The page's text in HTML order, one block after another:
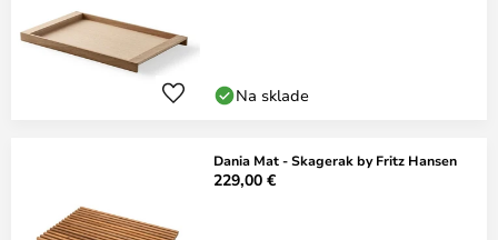
Na sklade
Dania Mat - Skagerak by Fritz Hansen
229,00 €